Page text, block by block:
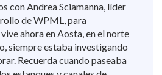
con Andrea Sciamanna, líder
de WPML, para
ahora en Aosta, en el norte
siempre estaba investigando
Recuerda cuando paseaba